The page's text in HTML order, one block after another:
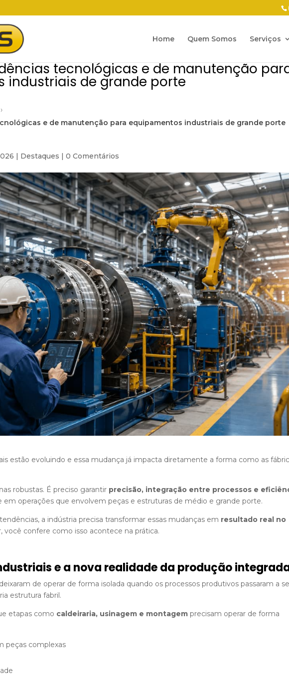
Home Quem Somos Serviços
tecnológicas e de manutenção
industriais de grande porte
e de manutenção para equipamentos industriais de grande porte
| Destaques |0 Comentários
estão evoluindo e essa mudança já impacta diretamente a forma como as
robustas. É preciso garantir precisão, integração entre processos e
em operações que envolvem peças e estruturas de médio e grande porte.
a indústria precisa transformar essas mudanças em resultado real no
você confere como isso acontece na prática.
e a nova realidade da produção
de operar de forma isolada quando os processos produtivos passaram a
estrutura fabril.
etapas como caldeiraria, usinagem e montagem precisam operar de forma
peças complexas